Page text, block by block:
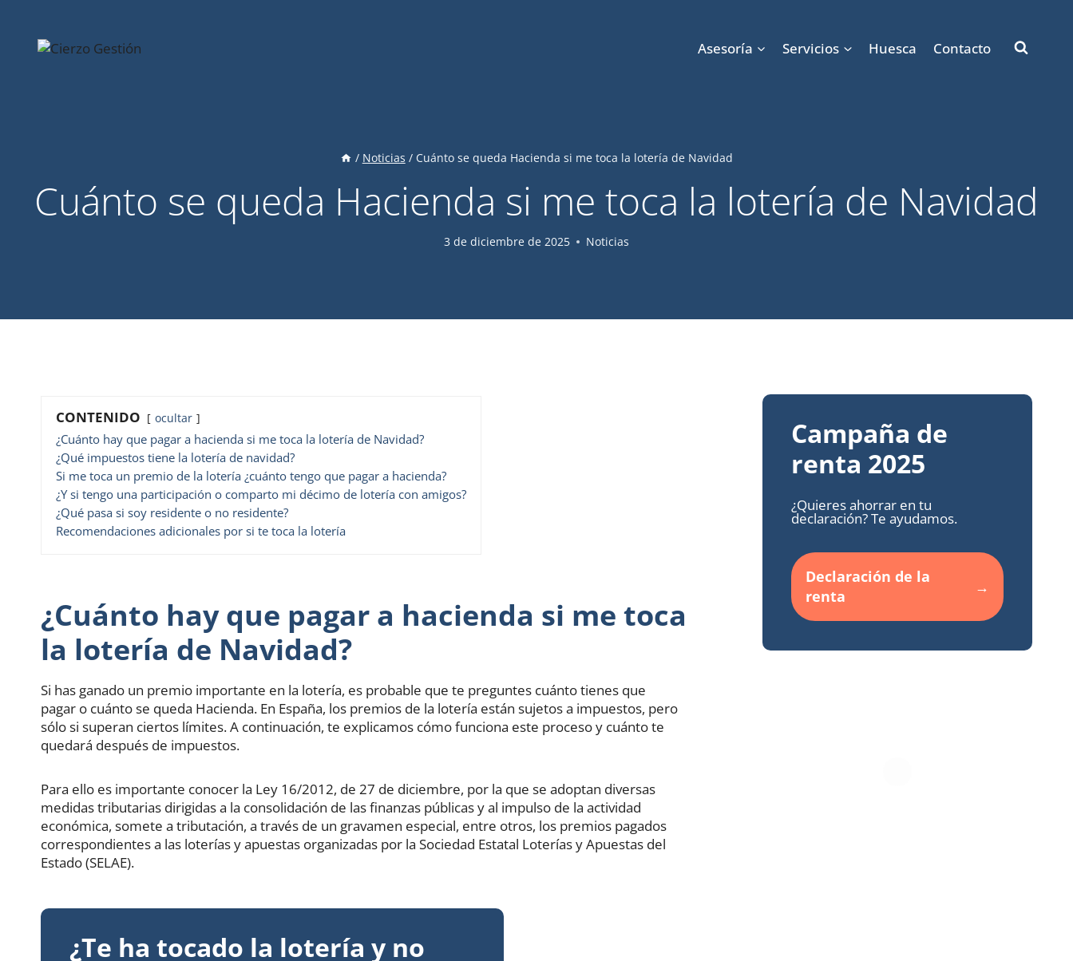
contenido
Asesoría Servicios Huesca Contacto
/ Noticias / Cuánto se queda Hacienda si me toca la lotería de Navidad
Cuánto se queda Hacienda si me toca la lotería de Navidad
3 de diciembre de 2025 Noticias
CONTENIDO ocultar
¿Cuánto hay que pagar a hacienda si me toca la lotería de Navidad?
¿Qué impuestos tiene la lotería de navidad?
Si me toca un premio de la lotería ¿cuánto tengo que pagar a hacienda?
¿Y si tengo una participación o comparto mi décimo de lotería con amigos?
¿Qué pasa si soy residente o no residente?
Recomendaciones adicionales por si te toca la lotería
¿Cuánto hay que pagar a hacienda si me toca
la lotería de Navidad?
Si has ganado un premio importante en la lotería, es probable que te preguntes cuánto tienes que
pagar o cuánto se queda Hacienda. En España, los premios de la lotería están sujetos a impuestos, pero
sólo si superan ciertos límites. A continuación, te explicamos cómo funciona este proceso y cuánto te
quedará después de impuestos.
Para ello es importante conocer la Ley 16/2012, de 27 de diciembre, por la que se adoptan diversas
medidas tributarias dirigidas a la consolidación de las finanzas públicas y al impulso de la actividad
económica, somete a tributación, a través de un gravamen especial, entre otros, los premios pagados
correspondientes a las loterías y apuestas organizadas por la Sociedad Estatal Loterías y Apuestas del
Estado (SELAE).
¿Te ha tocado la lotería y no
Campaña de
renta 2025
¿Quieres ahorrar en tu
declaración? Te ayudamos.
Declaración de la
renta